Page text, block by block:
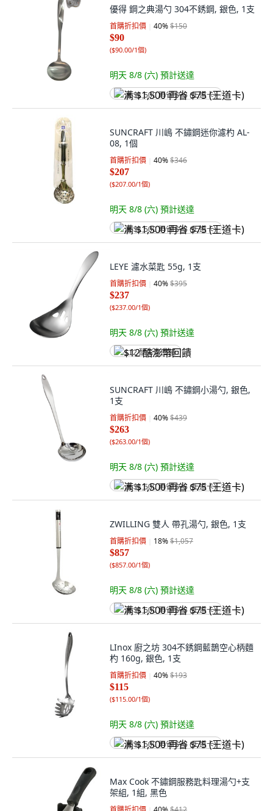
優得 鋼之典湯勺 304不銹鋼, 銀色, 1支
首購折扣價 40%$150
$90
($90.00/1個)
明天 8/8 (六) 預計送達
满 $1,500 再省 $75 (王道卡)
SUNCRAFT 川嶋 不鏽鋼迷你濾杓 AL-
08, 1個
首購折扣價 40%$346
$207
($207.00/1個)
明天 8/8 (六) 預計送達
满 $1,500 再省 $75 (王道卡)
LEYE 濾水菜匙 55g, 1支
首購折扣價 40%$395
$237
($237.00/1個)
明天 8/8 (六) 預計送達
$12 酷澎幣回饋
SUNCRAFT 川嶋 不鏽鋼小湯勺, 銀色,
1支
首購折扣價 40%$439
$263
($263.00/1個)
明天 8/8 (六) 預計送達
满 $1,500 再省 $75 (王道卡)
ZWILLING 雙人 帶孔湯勺, 銀色, 1支
首購折扣價 18%$1,057
$857
($857.00/1個)
明天 8/8 (六) 預計送達
满 $1,500 再省 $75 (王道卡)
LInox 廚之坊 304不銹鋼藍鵲空心柄麵
杓 160g, 銀色, 1支
首購折扣價 40%$193
$115
($115.00/1個)
明天 8/8 (六) 預計送達
满 $1,500 再省 $75 (王道卡)
Max Cook 不鏽鋼服務匙料理湯勺+支
架組, 1組, 黑色